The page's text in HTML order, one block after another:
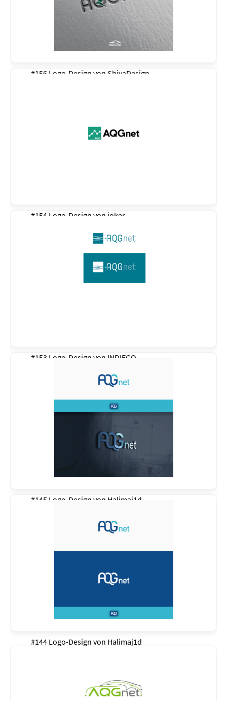
#156 Logo-Design von ShivaDesign
#154 Logo-Design von joker
#153 Logo-Design von INDIEGO
#145 Logo-Design von Halimaj1d
#144 Logo-Design von Halimaj1d